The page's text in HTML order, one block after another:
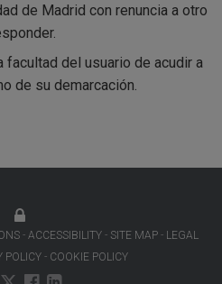
de Madrid con renuncia a otro
del usuario de acudir a
de su demarcación.
ACCESSIBILITY SITE MAP
LEGAL
POLICY COOKIE POLICY